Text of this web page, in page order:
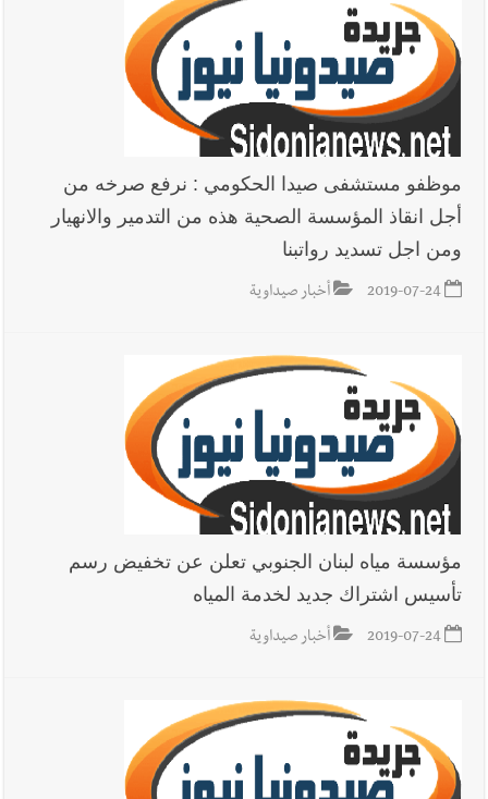
موظفو مستشفى صيدا الحكومي : نرفع صرخه من
أجل انقاذ المؤسسة الصحية هذه من التدمير والانهيار
ومن اجل تسديد رواتبنا
2019-07-24 أخبار صيداوية
مؤسسة مياه لبنان الجنوبي تعلن عن تخفيض رسم
تأسيس اشتراك جديد لخدمة المياه
2019-07-24 أخبار صيداوية